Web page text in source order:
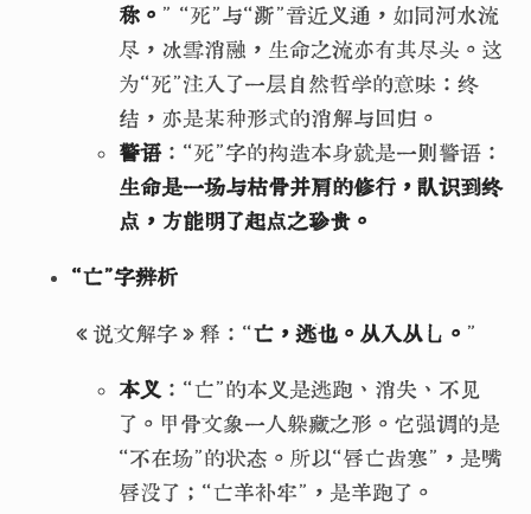
称。 ” “死”与“澌”音近义通，如同河水流
尽，冰雪消融，生命之流亦有其尽头。这
为“死”注入了一层自然哲学的意味：终
结，亦是某种形式的消解与回归。
警语：“死”字的构造本身就是一则警语：
生命是一场与枯骨并肩的修行，认识到终
点，方能明了起点之珍贵。
“亡”字辨析
《说文解字》释：“亡，逃也。从入从乚。 ”
本义 ：“亡”的本义是逃跑、消失、不见
了。甲骨文象一人躲藏之形。它强调的是
“不在场”的状态。所以“唇亡齿寒”，是嘴
唇没了；“亡羊补牢”，是羊跑了。